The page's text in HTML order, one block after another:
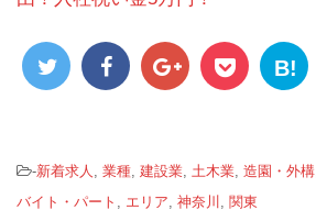
B!
-新着求人 業種 建設業 土木業 造園・外構
バイト・パート
エリア 神奈川
関東